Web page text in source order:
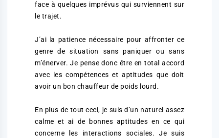
face à quelques imprévus qui surviennent sur
le trajet.
J’ai la patience nécessaire pour affronter ce
genre de situation sans paniquer ou sans
m’énerver. Je pense donc être en total accord
avec les compétences et aptitudes que doit
avoir un bon chauffeur de poids lourd.
En plus de tout ceci, je suis d’un naturel assez
calme et ai de bonnes aptitudes en ce qui
concerne les interactions sociales. Je suis